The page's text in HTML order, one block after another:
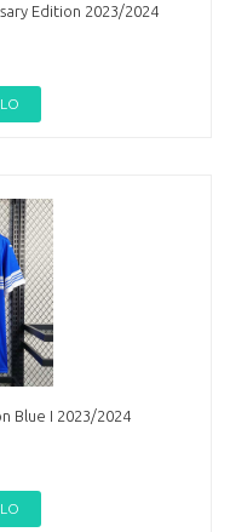
Edition 2023/2024
Blue I 2023/2024